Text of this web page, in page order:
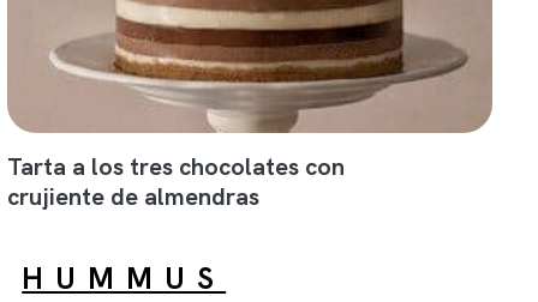
Tarta a los tres chocolates con
crujiente de almendras
HUMMUS